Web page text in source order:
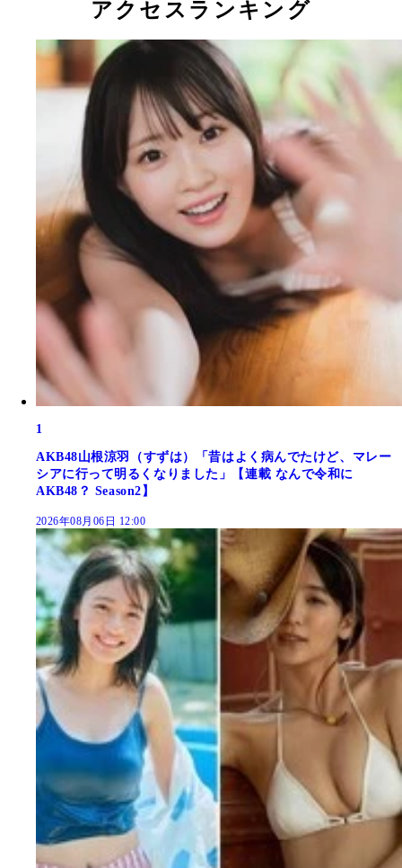
アクセスランキング
1
AKB48山根涼羽（すずは）「昔はよく病んでたけど、マレー
シアに行って明るくなりました」【連載 なんで令和に
AKB48？ Season2】
2026年08月06日 12:00